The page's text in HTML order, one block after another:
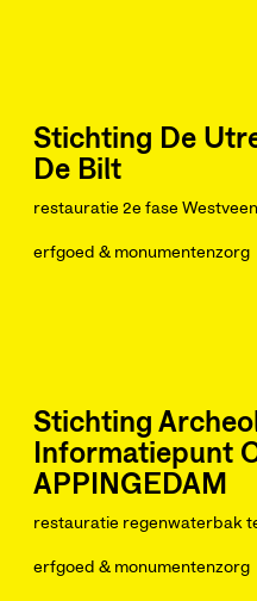
Stichting De
De Bilt
restauratie 2e fase
erfgoed & monumentenzorg
Stichting
Informatiepunt
APPINGEDAM
restauratie regenwaterbak
erfgoed & monumentenzorg